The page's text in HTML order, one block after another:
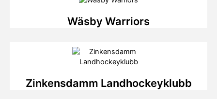
Wäsby Warriors
Zinkensdamm Landhockeyklubb